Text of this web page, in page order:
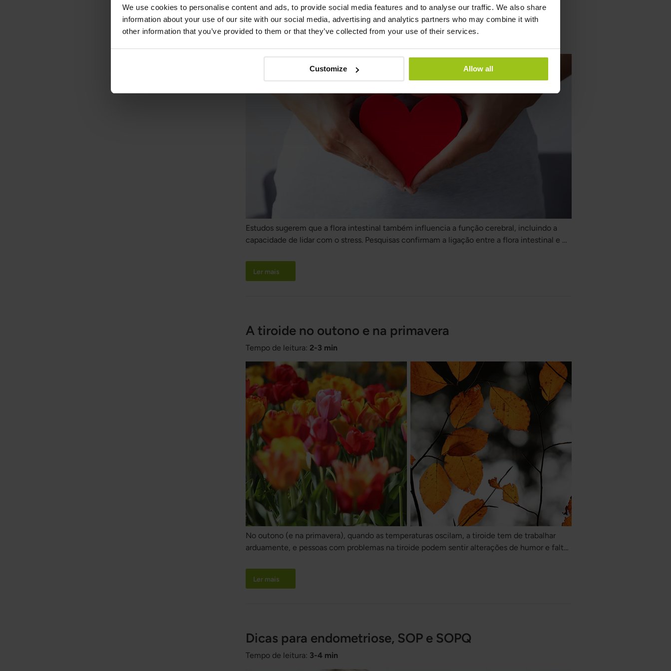
We use cookies to personalise content and ads, to provide social media features and to analyse our traffic. We also share
information about your use of our site with our social media, advertising and analytics partners who may combine it with
other information that you’ve provided to them or that they’ve collected from your use of their services.
Customize Allow all
Flora intestinal e stress
Estudos sugerem que a flora intestinal também influencia a função cerebral, incluindo a
capacidade de lidar com o stress. Pesquisas confirmam a ligação entre a flora intestinal e o
Ler mais
A tiroide no outono e na primavera
Tempo de leitura: 2-3 min
No outono (e na primavera), quando as temperaturas oscilam, a tiroide tem de trabalhar
arduamente, e pessoas com problemas na tiroide podem sentir alterações de humor e falta
Ler mais
Dicas para endometriose, SOP e SOPQ
Tempo de leitura: 3-4 min